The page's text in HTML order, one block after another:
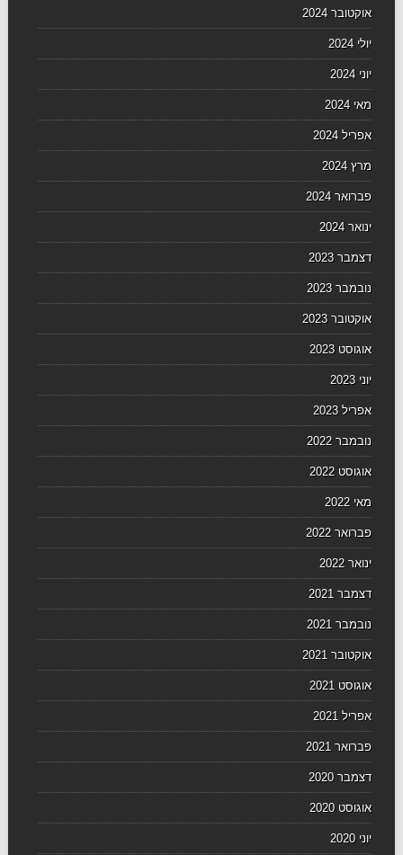
אוקטובר 2024
יולי 2024
יוני 2024
מאי 2024
אפריל 2024
מרץ 2024
פברואר 2024
ינואר 2024
דצמבר 2023
נובמבר 2023
אוקטובר 2023
אוגוסט 2023
יוני 2023
אפריל 2023
נובמבר 2022
אוגוסט 2022
מאי 2022
פברואר 2022
ינואר 2022
דצמבר 2021
נובמבר 2021
אוקטובר 2021
אוגוסט 2021
אפריל 2021
פברואר 2021
דצמבר 2020
אוגוסט 2020
יוני 2020